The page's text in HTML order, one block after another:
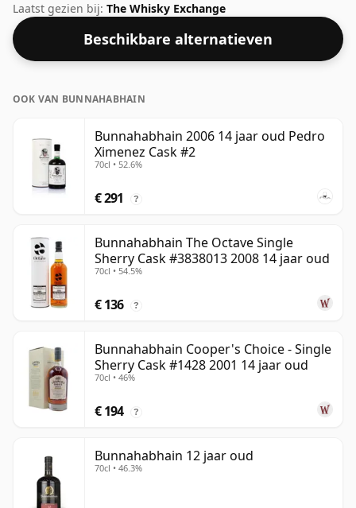
Bunnahabhain komt uit de Islay-regio van Schotland.
Wordt geleverd in een gewone fles van 70 cl en wordt
gebotteld op een gezond alcoholpercentage van 46%.
Laatst gezien bij: The Whisky Exchange
Beschikbare alternatieven
OOK VAN BUNNAHABHAIN
Bunnahabhain 2006 14 jaar oud Pedro
Ximenez Cask #2
70cl • 52.6%
€ 291 ?
Bunnahabhain The Octave Single
Sherry Cask #3838013 2008 14 jaar oud
70cl • 54.5%
€ 136 ?
Bunnahabhain Cooper's Choice - Single
Sherry Cask #1428 2001 14 jaar oud
70cl • 46%
€ 194 ?
Bunnahabhain 12 jaar oud
70cl • 46.3%